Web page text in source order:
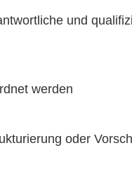
und
werden
oder